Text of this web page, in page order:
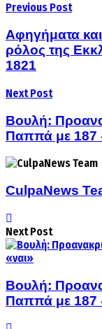
Previous Post
Αφηγήματα
ρόλος της
1821
Next Post
Βουλή:
Παππά με 187
CulpaNews
Next Post
Βουλή:
Παππά με 187